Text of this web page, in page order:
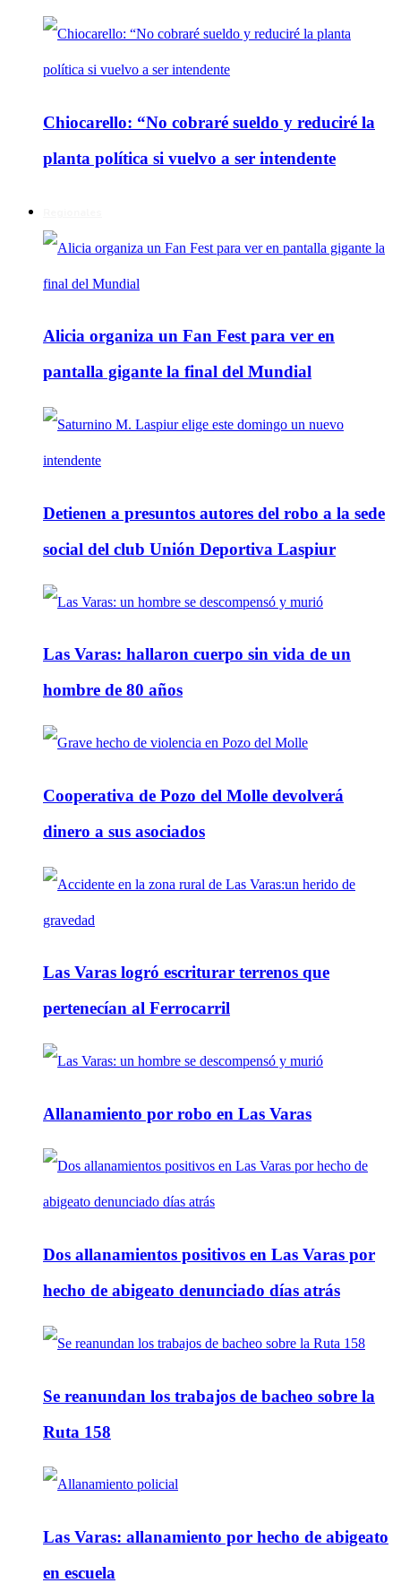
Chiocarello: “No cobraré sueldo y reduciré la
planta política si vuelvo a ser intendente
Alicia organiza un Fan Fest para ver en
pantalla gigante la final del Mundial
Detienen a presuntos autores del robo a la sede
social del club Unión Deportiva Laspiur
Las Varas: hallaron cuerpo sin vida de un
hombre de 80 años
Cooperativa de Pozo del Molle devolverá
dinero a sus asociados
Las Varas logró escriturar terrenos que
pertenecían al Ferrocarril
Allanamiento por robo en Las Varas
Dos allanamientos positivos en Las Varas por
hecho de abigeato denunciado días atrás
Se reanundan los trabajos de bacheo sobre la
Ruta 158
Las Varas: allanamiento por hecho de abigeato
en escuela